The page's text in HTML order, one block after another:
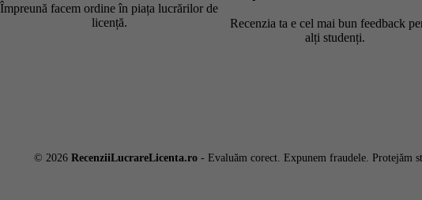
Împreună facem ordine în piața lucrărilor de
licență.
Recenzia ta e cel mai bun feedback
alți studenți.
© 2026 RecenziiLucrareLicenta.ro- Evaluăm corect. Expunem fraudele. Protejăm